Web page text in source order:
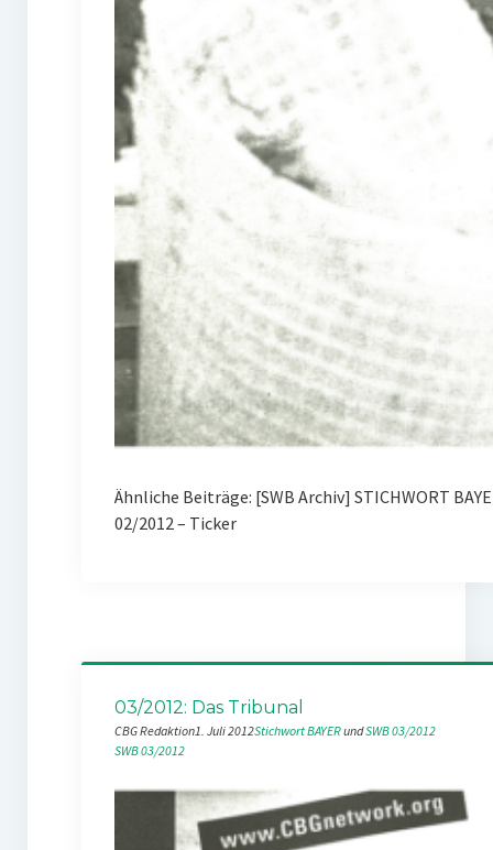
Ähnliche Beiträge: [SWB Archiv] STICHWORT
02/2012 – Ticker
03/2012: Das Tribunal
CBG Redaktion1. Juli 2012Stichwort BAYER und SWB 03/2012
SWB 03/2012